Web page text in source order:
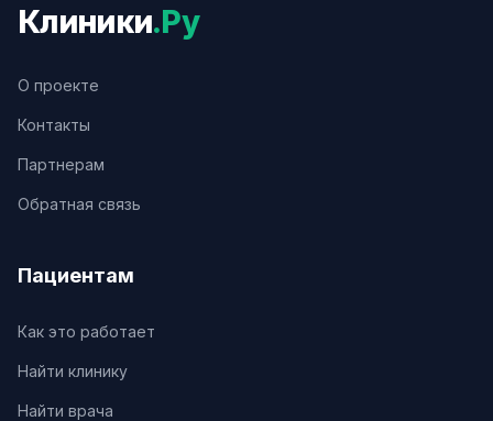
Клиники.Ру
О проекте
Контакты
Партнерам
Обратная связь
Пациентам
Как это работает
Найти клинику
Найти врача